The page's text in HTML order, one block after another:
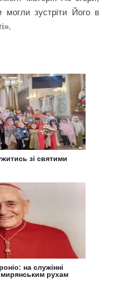
зустріти Його в
зі святими
на служінні
мирянським рухам